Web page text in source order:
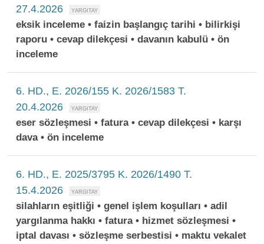
27.4.2026
eksik inceleme • faizin başlangıç tarihi • bilirkişi
raporu • cevap dilekçesi • davanın kabulü • ön
inceleme
6. HD., E. 2026/155 K. 2026/1583 T.
20.4.2026
eser sözleşmesi • fatura • cevap dilekçesi • karşı
dava • ön inceleme
6. HD., E. 2025/3795 K. 2026/1490 T.
15.4.2026
silahların eşitliği • genel işlem koşulları • adil
yargılanma hakkı • fatura • hizmet sözleşmesi •
iptal davası • sözleşme serbestisi • maktu vekalet